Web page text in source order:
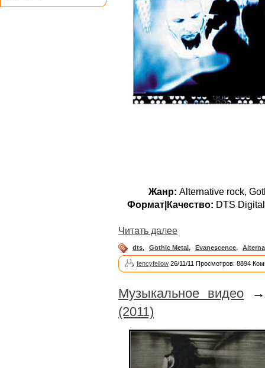
Жанр: Alternative rock,
Формат|Качество: DTS
Читать далее
dts Gothic Metal Evanescence
fencyfellow 26/11/11 Просмотров: 8894
Музыкальное видео
(2011)